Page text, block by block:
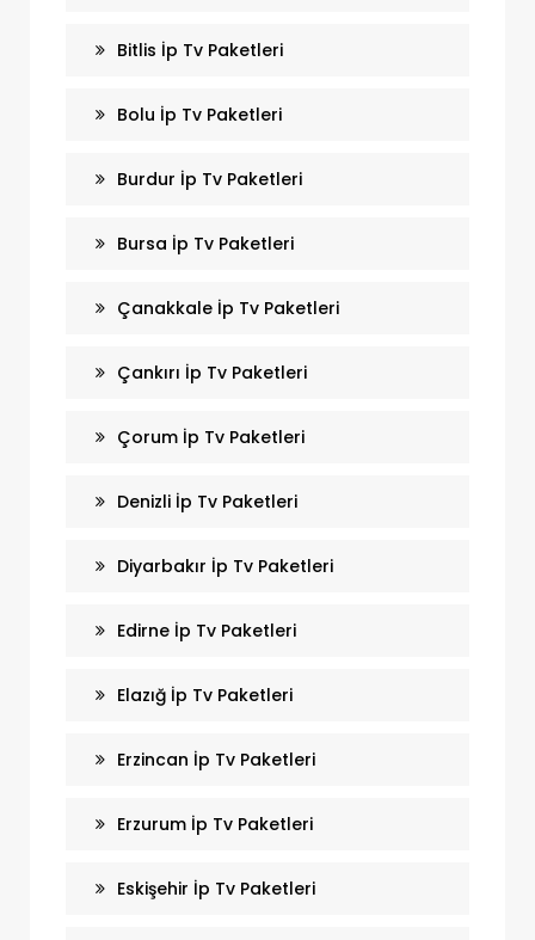
Bitlis İp Tv Paketleri
Bolu İp Tv Paketleri
Burdur İp Tv Paketleri
Bursa İp Tv Paketleri
Çanakkale İp Tv Paketleri
Çankırı İp Tv Paketleri
Çorum İp Tv Paketleri
Denizli İp Tv Paketleri
Diyarbakır İp Tv Paketleri
Edirne İp Tv Paketleri
Elazığ İp Tv Paketleri
Erzincan İp Tv Paketleri
Erzurum İp Tv Paketleri
Eskişehir İp Tv Paketleri